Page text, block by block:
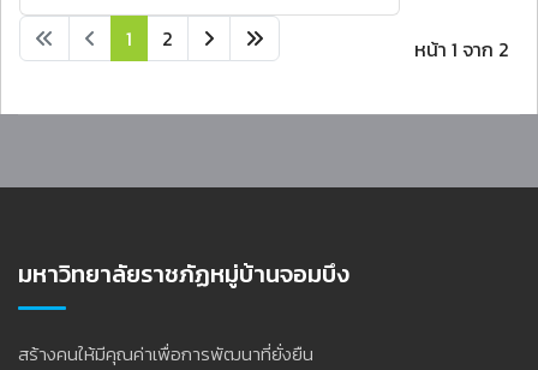
หน้า 1 จาก 2
1 2
มหาวิทยาลัยราชภัฏหมู่บ้านจอมบึง
สร้างคนให้มีคุณค่าเพื่อการพัฒนาที่ยั่งยืน